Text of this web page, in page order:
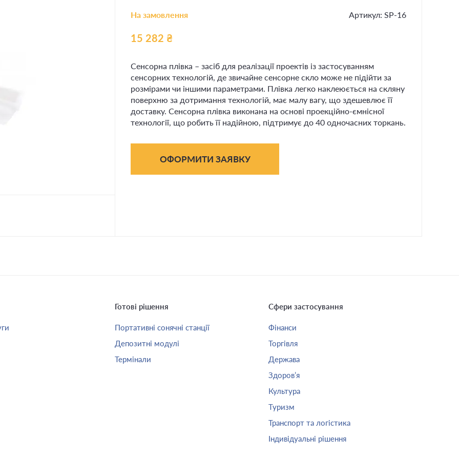
На замовлення Артикул: SР-16
15 282 ₴
Сенсорна плівка – засіб для реалізації проектів із застосуванням
сенсорних технологій, де звичайне сенсорне скло може не підійти за
розмірами чи іншими параметрами. Плівка легко наклеюється на скляну
поверхню за дотримання технологій, має малу вагу, що здешевлює її
доставку. Сенсорна плівка виконана на основі проекційно-ємнісної
технології, що робить її надійною, підтримує до 40 одночасних торкань.
ОФОРМИТИ ЗАЯВКУ
Готові рішення
Портативні сонячні станції
Депозитні модулі
Термінали
Сфери застосування
Фінанси
Торгівля
Держава
Здоров’я
Культура
Туризм
Транспорт та логістика
Індивідуальні рішення